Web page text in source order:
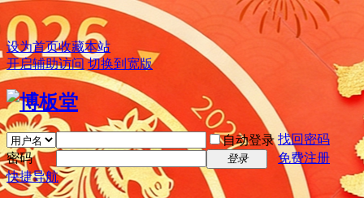
设为首页收藏本站
开启辅助访问 切换到宽版
自动登录 找回密码
密码
登录
免费注册
快捷导航